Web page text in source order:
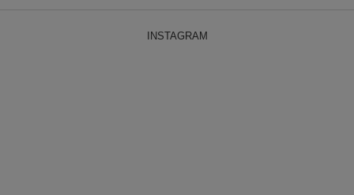
INSTAGRAM